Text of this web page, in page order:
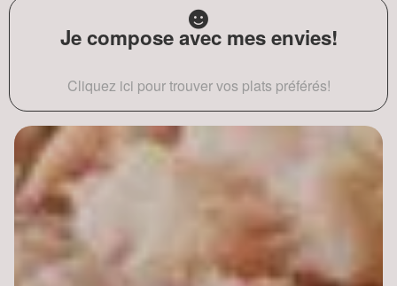
Je compose avec mes envies!
Cliquez ici pour trouver vos plats préférés!